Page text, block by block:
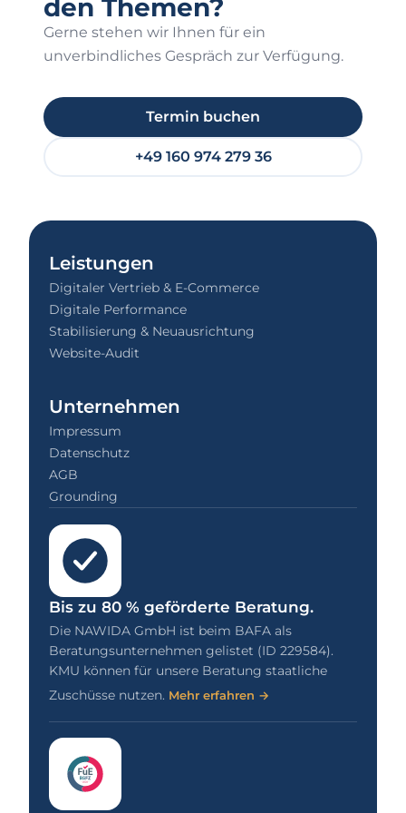
den Themen?
Gerne stehen wir Ihnen für ein
unverbindliches Gespräch zur Verfügung.
Termin buchen
+49 160 974 279 36
Leistungen
Digitaler Vertrieb & E-Commerce
Digitale Performance
Stabilisierung & Neuausrichtung
Website-Audit
Unternehmen
Impressum
Datenschutz
AGB
Grounding
Bis zu 80 % geförderte Beratung.
Die NAWIDA GmbH ist beim BAFA als
Beratungsunternehmen gelistet (ID 229584).
KMU können für unsere Beratung staatliche
Zuschüsse nutzen. Mehr erfahren →